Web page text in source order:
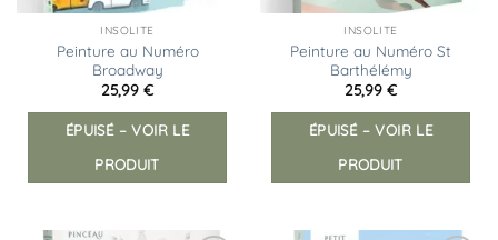
INSOLITE
Peinture au Numéro
Broadway
25,99 €
ÉPUISÉ – VOIR LE
PRODUIT
INSOLITE
Peinture au Numéro St
Barthélémy
25,99 €
ÉPUISÉ – VOIR LE
PRODUIT